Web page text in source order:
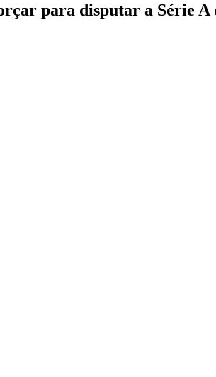
para disputar a Série